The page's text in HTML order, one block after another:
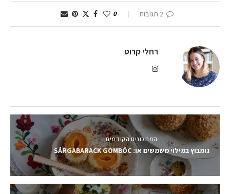
2 תגובות 0
רחלי קרוט
המתכונים הקודמים
גומבוץ במילוי משמשים או: SÁRGABARACK GOMBÓC